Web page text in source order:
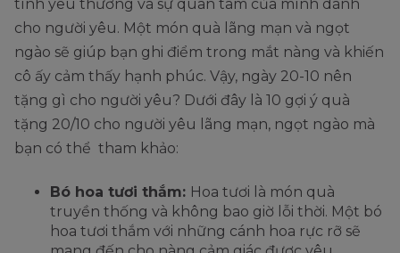
tình yêu thương và sự quan tâm của mình dành
cho người yêu. Một món quà lãng mạn và ngọt
ngào sẽ giúp bạn ghi điểm trong mắt nàng và khiến
cô ấy cảm thấy hạnh phúc. Vậy, ngày 20-10 nên
tặng gì cho người yêu? Dưới đây là 10 gợi ý quà
tặng 20/10 cho người yêu lãng mạn, ngọt ngào mà
bạn có thể tham khảo:
Bó hoa tươi thắm: Hoa tươi là món quà
truyền thống và không bao giờ lỗi thời. Một bó
hoa tươi thắm với những cánh hoa rực rỡ sẽ